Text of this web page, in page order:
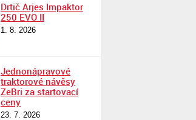
Drtič Arjes Impaktor
250 EVO II
1. 8. 2026
Jednonápravové
traktorové návěsy
ZeBri za startovací
ceny
23. 7. 2026